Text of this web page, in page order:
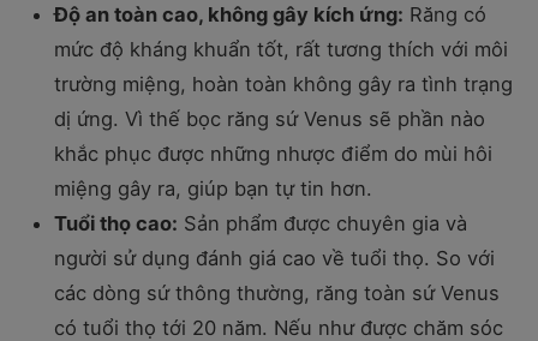
Độ an toàn cao, không gây kích ứng: Răng có
mức độ kháng khuẩn tốt, rất tương thích với môi
trường miệng, hoàn toàn không gây ra tình trạng
dị ứng. Vì thế bọc răng sứ Venus sẽ phần nào
khắc phục được những nhược điểm do mùi hôi
miệng gây ra, giúp bạn tự tin hơn.
Tuổi thọ cao: Sản phẩm được chuyên gia và
người sử dụng đánh giá cao về tuổi thọ. So với
các dòng sứ thông thường, răng toàn sứ Venus
có tuổi thọ tới 20 năm. Nếu như được chăm sóc